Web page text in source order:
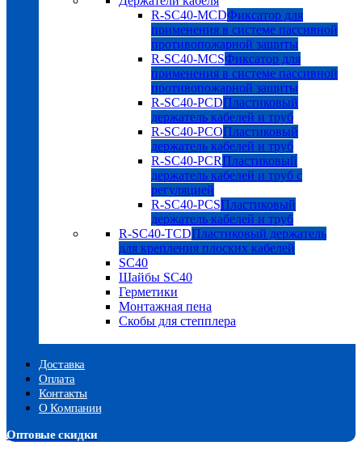
R-SC40-MCDФиксатор для
применения в системе пассивной
противопожарной защиты
R-SC40-MCSФиксатор для
применения в системе пассивной
противопожарной защиты
R-SC40-PCDПластиковый
держатель кабелей и труб
R-SC40-PCOПластиковый
держатель кабелей и труб
R-SC40-PCRПластиковый
держатель кабелей и труб с
регуляцией
R-SC40-PCSПластиковый
держатель кабелей и труб
R-SC40-TCDПластиковый держатель
для крепления плоских кабелей
SC40
Шайбы SC40
Герметики
Монтажная пена
Скобы для степплера
Доставка
Оплата
Контакты
О Компании
Оптовые скидки